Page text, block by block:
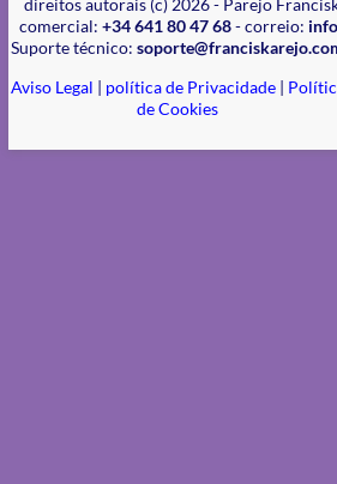
direitos autorais (c) 2026 - Parejo
comercial:+34 641 80 47 68- correio:
Suporte técnico:
Aviso Legal | política de Privacidade|
de Cookies